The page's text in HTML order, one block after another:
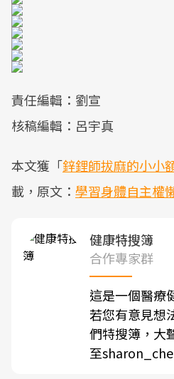
責任編輯：劉宣
核稿編輯：呂宇真
本文獲「鋅鋰師拔麻的小小
載，原文： 學習身體自主權
健康特搜簿
合作專家群
這是一個醫療
若您有意見想
們特搜簿，大
至